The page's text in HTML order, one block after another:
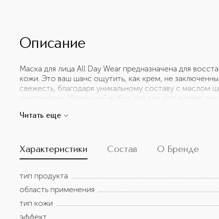
Описание
Маска для лица All Day Wear предназначена для
кожи. Это ваш шанс ощутить, как крем, не
свежесть, благодаря уникальному составу с маслом
пантенолом. Идеальный выбор для тех, кто желает
свойствами, стимулирует выработку эластина и
удерживает крем на поверхности кожи, но и
глубокое проникновение питательных веществ.
увлажняющим свойствам.
Читать еще
Характеристики Состав О Бренде
тип продукта
область применения
тип кожи
эффект